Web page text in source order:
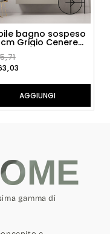
AGGIUNGI
bagno sospeso
cm Grigio Cenere
Specchio - Fiji
gamma di